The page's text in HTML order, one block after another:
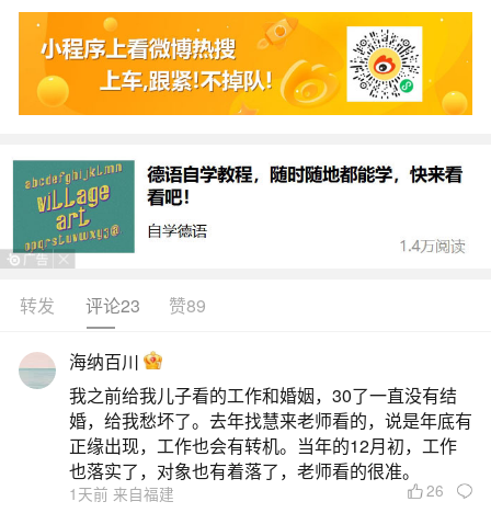
生活中像六五年农历十月初一是几号？都是很
常见的问题，但是小问题不注意可能会引起大麻
烦，下面就这个问题给大家做一些解读：
1、一九六五年十月初一运程
属蛇的几月出生最好：3、4、5、6、7月初一
转发 评论23 赞89
海纳百川
我之前给我儿子看的工作和婚姻，30了一直没有结
婚，给我愁坏了。去年找慧来老师看的，说是年底有
正缘出现，工作也会有转机。当年的12月初，工作
也落实了，对象也有着落了，老师看的很准。
1天前 来自福建 26